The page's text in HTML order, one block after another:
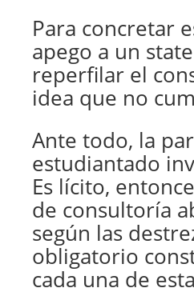
Para concretar
apego a un
reperfilar el
idea que no
Ante todo, la
estudiantado
Es lícito,
de consultoría
según las
obligatorio
cada una de